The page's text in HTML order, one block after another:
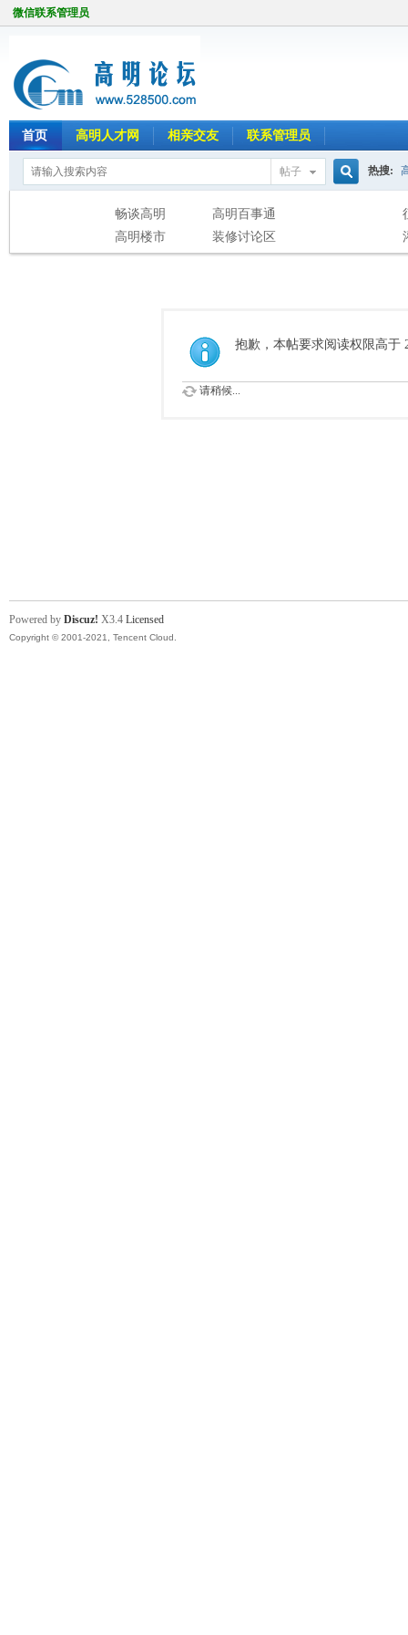
微信联系管理员
首页 高明人才网 相亲交友 联系管理员
帖子 热搜:
畅谈高明
高明百事通
高明楼市
装修讨论区
抱歉，本帖要求阅读权限高于
请稍候...
Powered by Discuz! X3.4 Licensed
Copyright © 2001-2021, Tencent Cloud.